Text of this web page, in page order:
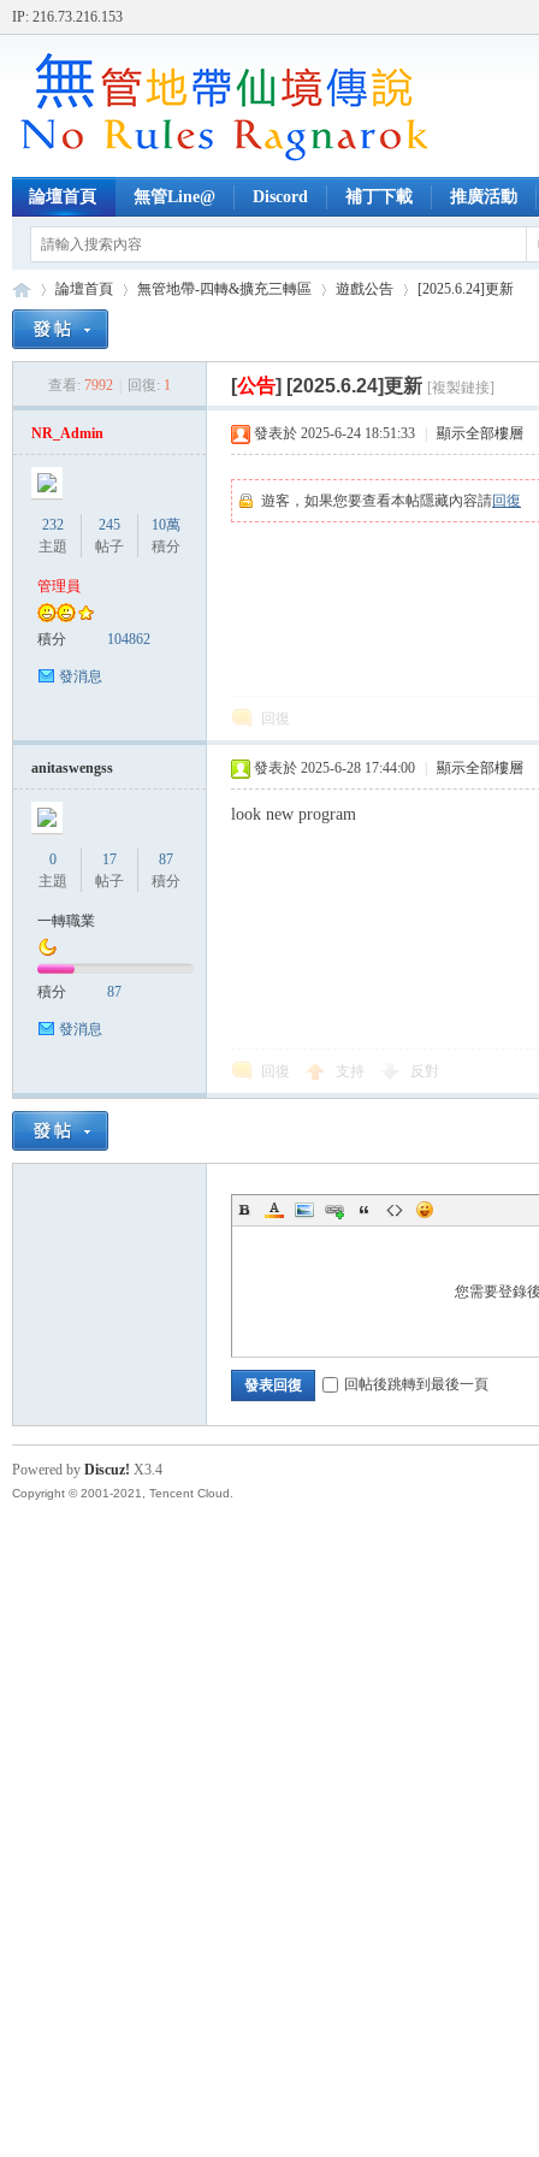
IP: 216.73.216.153
論壇首頁 無管Line@ Discord 補丁下載 推廣活動
帶
論壇首頁 無管地帶-四轉&擴充三轉區
›
遊戲公告
›
[2025.6.24]更新
查看: 7992 回復: 1 [公告] [2025.6.24]更新 [複製鏈接]
NR_Admin
232
主題
245
帖子
10萬
積分
管理員
積分 104862
發消息
發表於 2025-6-24 18:51:33 顯示全部樓層
遊客，如果您要查看本帖隱藏內容請回復
回復
anitaswengss
0
主題
17
帖子
87
積分
一轉職業
積分 87
發消息
發表於 2025-6-28 17:44:00 顯示全部樓層
look new program
回復 支持 反對
您需要登錄
發表回復 回帖後跳轉到最後一頁
Powered by Discuz! X3.4
Copyright © 2001-2021, Tencent Cloud.